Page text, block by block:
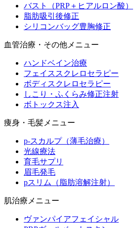
バスト（PRP＋ヒアルロン酸）
脂肪吸引後修正
シリコンバッグ豊胸修正
血管治療・その他メニュー
ハンドベイン治療
フェイススクレロセラピー
ボディスクレロセラピー
しこり・ふくらみ修正注射
ボトックス注入
痩身・毛髪メニュー
p-スカルプ（薄毛治療）
光線療法
育毛サプリ
眉毛発毛
pスリム（脂肪溶解注射）
肌治療メニュー
ヴァンパイアフェイシャル